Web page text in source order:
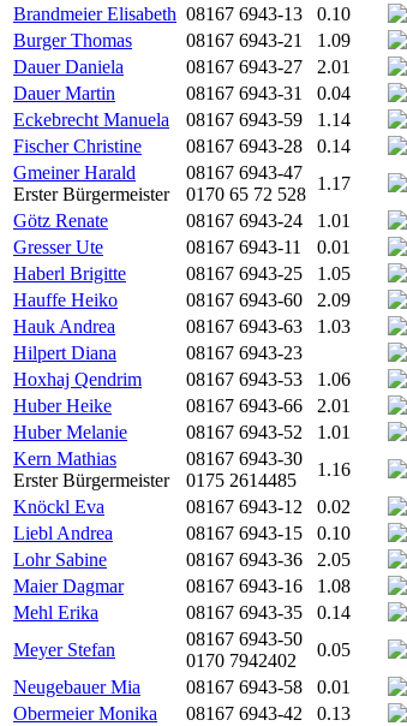
Brandmeier Elisabeth 08167 6943-13 0.10
Burger Thomas
08167 6943-21 1.09
Dauer Daniela
08167 6943-27 2.01
Dauer Martin
08167 6943-31 0.04
Eckebrecht Manuela
08167 6943-59 1.14
Fischer Christine
08167 6943-28 0.14
Gmeiner Harald
Erster Bürgermeister
08167 6943-47
0170 65 72 528
1.17
Götz Renate
08167 6943-24 1.01
Gresser Ute
08167 6943-11 0.01
Haberl Brigitte
08167 6943-25 1.05
Hauffe Heiko
08167 6943-60 2.09
Hauk Andrea
08167 6943-63 1.03
Hilpert Diana
08167 6943-23
Hoxhaj Qendrim
08167 6943-53 1.06
Huber Heike
08167 6943-66 2.01
Huber Melanie
08167 6943-52 1.01
Kern Mathias
Erster Bürgermeister
08167 6943-30
0175 2614485
1.16
Knöckl Eva
08167 6943-12 0.02
Liebl Andrea
08167 6943-15 0.10
Lohr Sabine
08167 6943-36 2.05
Maier Dagmar
08167 6943-16 1.08
Mehl Erika
08167 6943-35 0.14
Meyer Stefan
08167 6943-50
0170 7942402
0.05
Neugebauer Mia
08167 6943-58 0.01
Obermeier Monika
08167 6943-42 0.13